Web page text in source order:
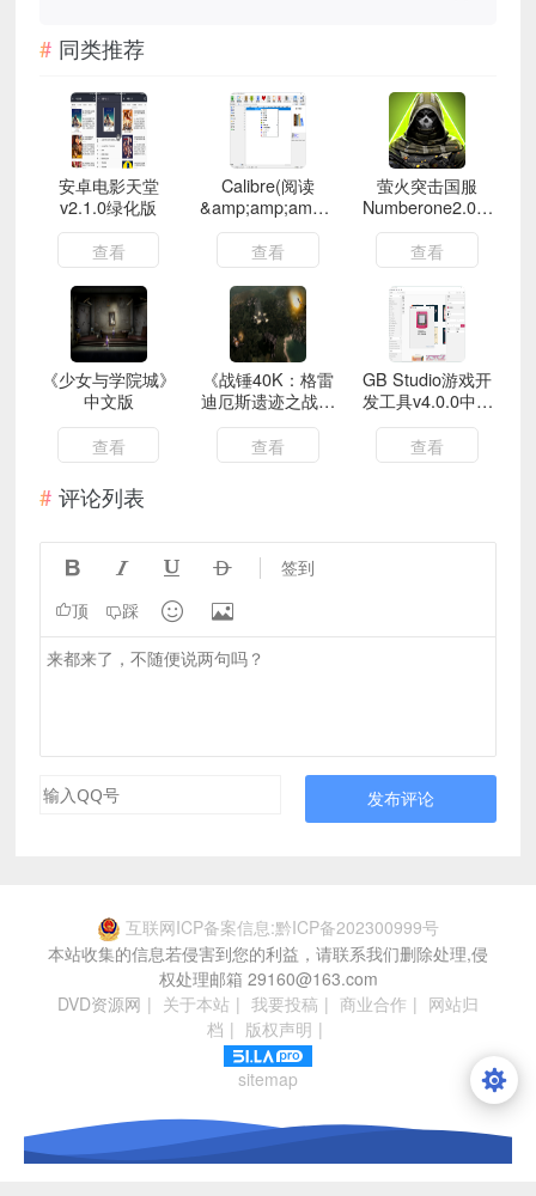
同类推荐
安卓电影天堂
v2.1.0绿化版
查看
Calibre(阅读
&amp;amp;amp;amp;
转换)v7.15.0便携
版
查看
萤火突击国服
Numberone2.0直
装破解版
查看
《少女与学院城》
中文版
查看
《战锤40K：格雷
迪厄斯遗迹之战》
中文版
查看
GB Studio游戏开
发工具v4.0.0中文
版
查看
评论列表
    签到
顶 踩  
发布评论
互联网ICP备案信息:黔ICP备202300999号
本站收集的信息若侵害到您的利益，请联系我们删除处理,侵
权处理邮箱 29160@163.com
DVD资源网 | 关于本站 | 我要投稿 | 商业合作 | 网站归
档 | 版权声明 |
sitemap